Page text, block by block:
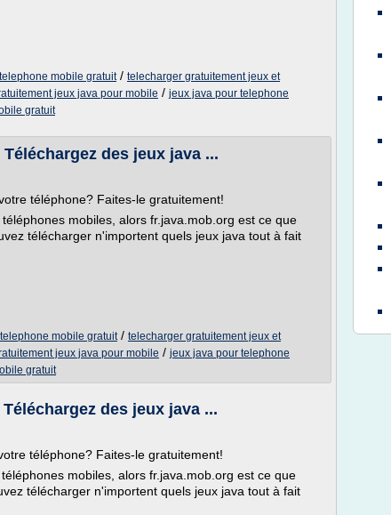
mobile gratuit/ telecharger gratuitement jeux et
jeux java pour mobile / jeux java pour telephone
gratuit
des jeux java ...
téléphone? Faites-le gratuitement!
mobiles, alors fr.java.mob.org est ce que
télécharger n'importent quels jeux java tout à fait
mobile gratuit/ telecharger gratuitement jeux et
jeux java pour mobile / jeux java pour telephone
gratuit
des jeux java ...
téléphone? Faites-le gratuitement!
mobiles, alors fr.java.mob.org est ce que
télécharger n'importent quels jeux java tout à fait